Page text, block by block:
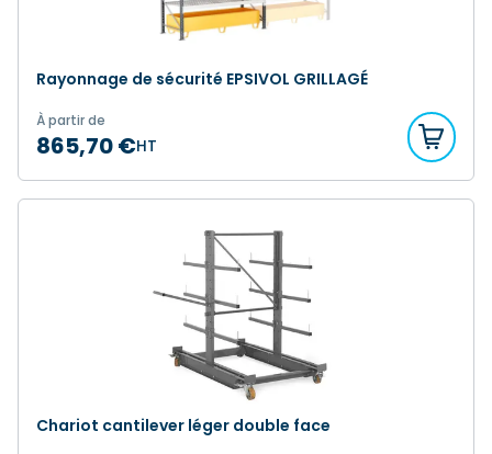
Rayonnage de sécurité EPSIVOL GRILLAGÉ
À partir de
865,70 €HT
Chariot cantilever léger double face